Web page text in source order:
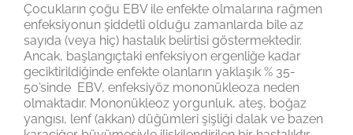
Çocukların çoğu EBV ile enfekte olmalarına rağmen
enfeksiyonun şiddetli olduğu zamanlarda bile az
sayıda (veya hiç) hastalık belirtisi göstermektedir.
Ancak, başlangıçtaki enfeksiyon ergenliğe kadar
geciktirildiğinde enfekte olanların yaklaşık % 35-
50’sinde EBV, enfeksiyöz mononükleoza neden
olmaktadır. Mononükleoz yorgunluk, ateş, boğaz
yangısı, lenf (akkan) düğümleri şişliği dalak ve bazen